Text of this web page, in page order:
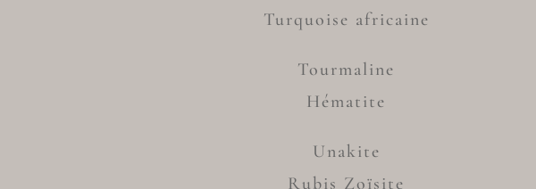
Turquoise africaine
Tourmaline
Hématite
Unakite
Rubis Zoïsite